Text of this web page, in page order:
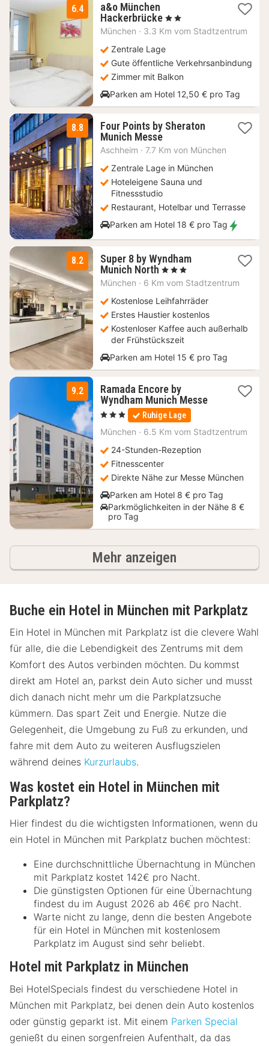
6.4
a&o München
Hackerbrücke 2
Nächte
75,86
€
, 2 Sterne
München · 3.3 Km vom Stadtzentrum
Zentrale Lage
Gute öffentliche Verkehrsanbindung
Zimmer mit Balkon
Parken am Hotel 12,50 € pro Tag
8.8
Four Points by Sheraton
Munich Messe2
Nächte
64
€
Aschheim · 7.7 Km von München
Zentrale Lage in München
Hoteleigene Sauna und
Fitnessstudio
Restaurant, Hotelbar und Terrasse
Parken am Hotel 18 € pro Tag
8.2
Super 8 by Wyndham
Munich North 1
Nacht
55,20
€
, 3 Sterne
München · 6 Km vom Stadtzentrum
Kostenlose Leihfahrräder
Erstes Haustier kostenlos
Kostenloser Kaffee auch außerhalb
der Frühstückszeit
Parken am Hotel 15 € pro Tag
9.2
Ramada Encore by
Wyndham Munich Messe1
94,50
, 3 Sterne Ruhige Lage
München · 6.5 Km vom Stadtzentrum
24-Stunden-Rezeption
Fitnesscenter
Direkte Nähe zur Messe München
Parken am Hotel 8 € pro Tag
Parkmöglichkeiten in der Nähe 8 €
pro Tag
Mehr anzeigen
Buche ein Hotel in München mit Parkplatz
Ein Hotel in München mit Parkplatz ist die clevere Wahl
für alle, die die Lebendigkeit des Zentrums mit dem
Komfort des Autos verbinden möchten. Du kommst
direkt am Hotel an, parkst dein Auto sicher und musst
dich danach nicht mehr um die Parkplatzsuche
kümmern. Das spart Zeit und Energie. Nutze die
Gelegenheit, die Umgebung zu Fuß zu erkunden, und
fahre mit dem Auto zu weiteren Ausflugszielen
während deines Kurzurlaubs.
Was kostet ein Hotel in München mit
Parkplatz?
Hier findest du die wichtigsten Informationen, wenn du
ein Hotel in München mit Parkplatz buchen möchtest:
Eine durchschnittliche Übernachtung in München
mit Parkplatz kostet 142€ pro Nacht.
Die günstigsten Optionen für eine Übernachtung
findest du im August 2026 ab 46€ pro Nacht.
Warte nicht zu lange, denn die besten Angebote
für ein Hotel in München mit kostenlosem
Parkplatz im August sind sehr beliebt.
Hotel mit Parkplatz in München
Bei HotelSpecials findest du verschiedene Hotel in
München mit Parkplatz, bei denen dein Auto kostenlos
oder günstig geparkt ist. Mit einem Parken Special
genießt du einen sorgenfreien Aufenthalt, da das